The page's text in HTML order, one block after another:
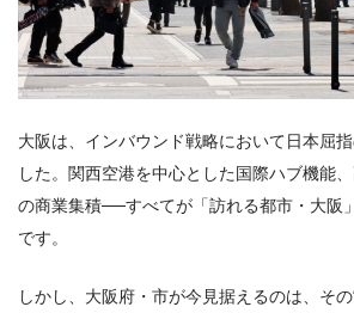
大阪は、インバウンド戦略において日本屈
した。関西空港を中心とした国際ハブ機能
の商業集積──すべてが「訪れる都市・大阪
です。
しかし、大阪府・市が今見据えるのは、そ